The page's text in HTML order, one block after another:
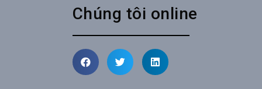
Chúng tôi online